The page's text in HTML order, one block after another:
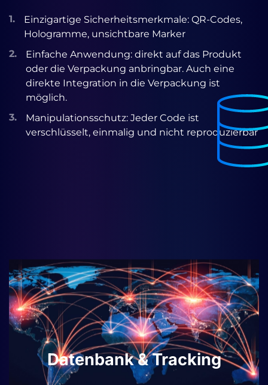
1.
Einzigartige Sicherheitsmerkmale: QR-Codes,
Hologramme, unsichtbare Marker
2.
Einfache Anwendung: direkt auf das Produkt
oder die Verpackung anbringbar. Auch eine
direkte Integration in die Verpackung ist
möglich.
3.
Manipulationsschutz: Jeder Code ist
verschlüsselt, einmalig und nicht reproduzierbar
Datenbank & Tracking